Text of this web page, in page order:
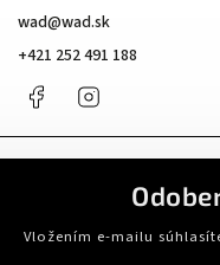
wad@wad.sk
+421 252 491 188
Facebook
Vložením e-mailu